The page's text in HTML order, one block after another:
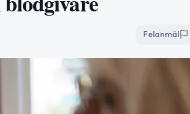
Felanmäl